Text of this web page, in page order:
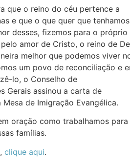
que o reino do céu pertence a
e que o que quer que tenhamos
desses, fizemos para o próprio
amor de Cristo, o reino de
melhor que podemos viver
um povo de reconciliação e
lo, o Conselho de
Gerais assinou a carta de
de Imigração Evangélica.
oração como trabalhamos para
famílias.
clique aqui.